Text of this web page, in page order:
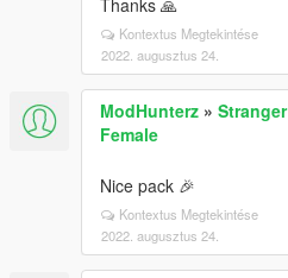
Thanks 🙏
Kontextus Megtekintése
2022. augusztus 24.
ModHunterz »
Female
Nice pack 🎉
Kontextus Megtekintése
2022. augusztus 24.